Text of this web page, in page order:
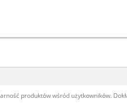
produktów wśród użytkowników.